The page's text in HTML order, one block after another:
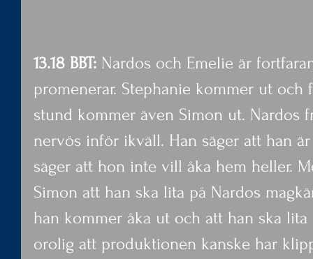
13.18 BBT: Nardos och Emelie är
promenerar. Stephanie kommer ut
stund kommer även Simon ut. Nardos
nervös inför ikväll. Han säger att han
säger att hon inte vill åka hem heller.
Simon att han ska lita på Nardos
han kommer åka ut och att han ska
orolig att produktionen kanske har